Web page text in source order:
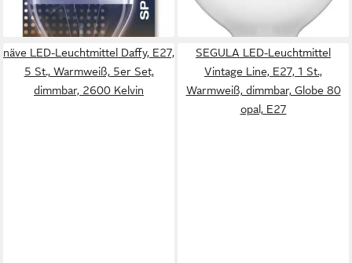
lieferbar - in 2-3 Werktagen bei dir
lieferbar - in 3-4 Werktagen bei dir
näve LED-Leuchtmittel Daffy, E27,
5 St., Warmweiß, 5er Set,
dimmbar, 2600 Kelvin
SEGULA LED-Leuchtmittel
Vintage Line, E27, 1 St.,
Warmweiß, dimmbar, Globe 80
opal, E27